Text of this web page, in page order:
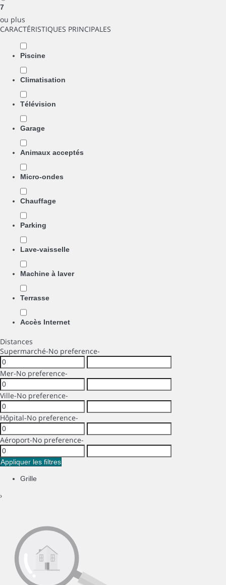
7
ou plus
CARACTÉRISTIQUES PRINCIPALES
Piscine
Climatisation
Télévision
Garage
Animaux acceptés
Micro-ondes
Chauffage
Parking
Lave-vaisselle
Machine à laver
Terrasse
Accès Internet
Distances
Supermarché-No preference-
Mer-No preference-
Ville-No preference-
Hôpital-No preference-
Aéroport-No preference-
Appliquer les filtres
Grille
›